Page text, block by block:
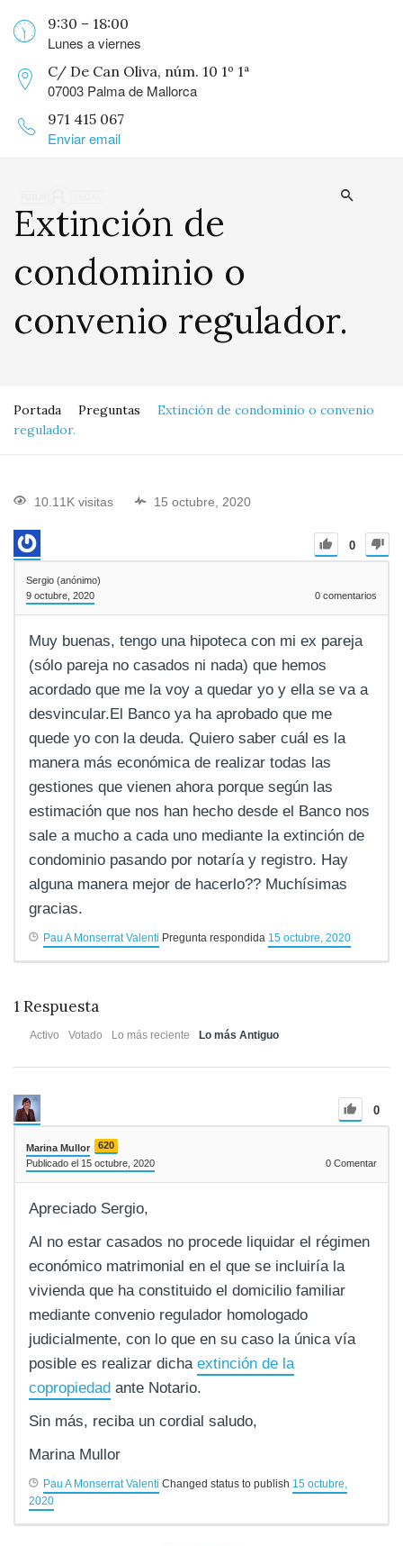
9:30 – 18:00
Lunes a viernes
C/ De Can Oliva, núm. 10 1º 1ª
07003 Palma de Mallorca
971 415 067
Enviar email
Extinción de
condominio o
convenio regulador.
Portada Preguntas
Extinción de condominio o convenio
regulador.
10.11K visitas 15 octubre, 2020
0
Sergio (anónimo)
9 octubre, 2020
0 comentarios
Muy buenas, tengo una hipoteca con mi ex pareja
(sólo pareja no casados ni nada) que hemos
acordado que me la voy a quedar yo y ella se va a
desvincular.El Banco ya ha aprobado que me
quede yo con la deuda. Quiero saber cuál es la
manera más económica de realizar todas las
gestiones que vienen ahora porque según las
estimación que nos han hecho desde el Banco nos
sale a mucho a cada uno mediante la extinción de
condominio pasando por notaría y registro. Hay
alguna manera mejor de hacerlo?? Muchísimas
gracias.
Pau A Monserrat Valenti Pregunta respondida 15 octubre, 2020
1 Respuesta
Activo Votado Lo más reciente Lo más Antiguo
0
Marina Mullor
620
Publicado el 15 octubre, 2020
0 Comentar
Apreciado Sergio,
Al no estar casados no procede liquidar el régimen
económico matrimonial en el que se incluiría la
vivienda que ha constituido el domicilio familiar
mediante convenio regulador homologado
judicialmente, con lo que en su caso la única vía
posible es realizar dicha extinción de la
copropiedad ante Notario.
Sin más, reciba un cordial saludo,
Marina Mullor
Pau A Monserrat Valenti Changed status to publish 15 octubre,
2020